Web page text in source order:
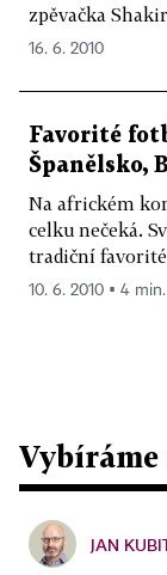
zpěvačka
16. 6. 2010
Favorité
Španělsko,
Na africkém
celku nečeká.
tradiční
10. 6. 2010 ▪ 4
Vybíráme
JAN